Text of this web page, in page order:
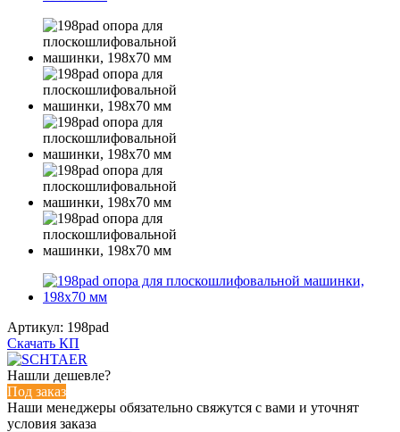
Артикул: 198pad
Скачать КП
Нашли дешевле?
Под заказ
Наши менеджеры обязательно свяжутся с вами и уточнят
условия заказа